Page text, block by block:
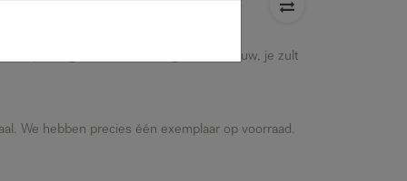
verpakking. Hersteld en zo goed als nieuw, je zult
We hebben precies één exemplaar op voorraad.